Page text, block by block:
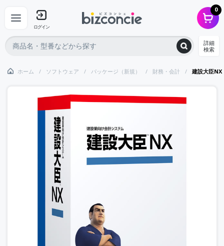
ログイン
0
詳細
検索
ホーム ソフトウェア パッケージ（新規） 財務・会計 建設大臣